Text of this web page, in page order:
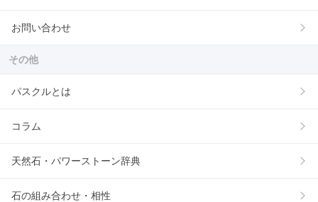
お問い合わせ
その他
パスクルとは
コラム
天然石・パワーストーン辞典
石の組み合わせ・相性